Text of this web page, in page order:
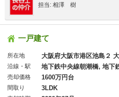
担当: 相澤 樹
一戸建て
所在地 大阪府大阪市港区池島２
沿線・駅 地下鉄中央線朝潮橋, 地下
売却価格 1600万円台
間取り 3LDK